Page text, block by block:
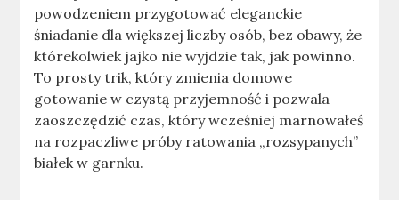
powodzeniem przygotować eleganckie
śniadanie dla większej liczby osób, bez obawy, że
którekolwiek jajko nie wyjdzie tak, jak powinno.
To prosty trik, który zmienia domowe
gotowanie w czystą przyjemność i pozwala
zaoszczędzić czas, który wcześniej marnowałeś
na rozpaczliwe próby ratowania „rozsypanych”
białek w garnku.